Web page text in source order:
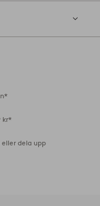
kr*
dela upp